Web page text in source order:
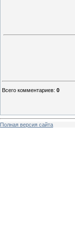
Всего комментариев: 0
Полная версия сайта